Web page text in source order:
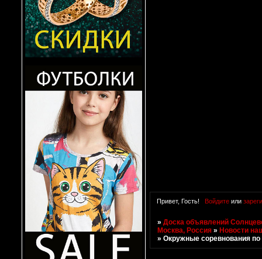
Привет, Гость! Войдитеили
»Доска объявлений
Москва, Россия »Новости
»Окружные соревнования